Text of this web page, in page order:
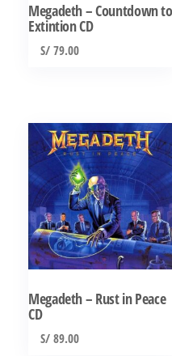
Megadeth – Countdown to
Extintion CD
S/79.00
Megadeth – Rust in Peace
CD
S/89.00